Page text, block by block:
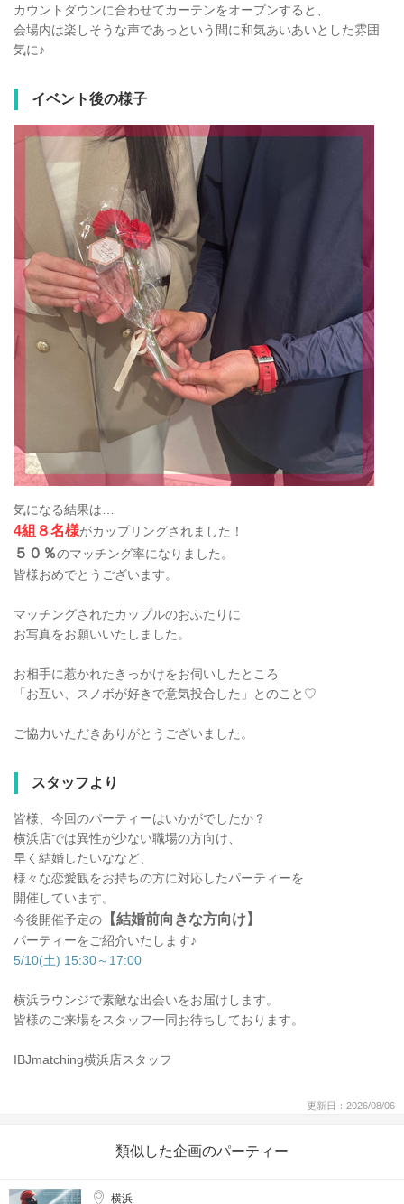
カウントダウンに合わせてカーテンをオープンすると、
会場内は楽しそうな声であっという間に和気あいあいとした雰囲
気に♪
イベント後の様子
気になる結果は…
4組８名様がカップリングされました！
５０％のマッチング率になりました。
皆様おめでとうございます。
マッチングされたカップルのおふたりに
お写真をお願いいたしました。
お相手に惹かれたきっかけをお伺いしたところ
「お互い、スノボが好きで意気投合した」とのこと♡
ご協力いただきありがとうございました。
スタッフより
皆様、今回のパーティーはいかがでしたか？
横浜店では異性が少ない職場の方向け、
早く結婚したいななど、
様々な恋愛観をお持ちの方に対応したパーティーを
開催しています。
今後開催予定の 【結婚前向きな方向け】
パーティーをご紹介いたします♪
5/10(土) 15:30～17:00
横浜ラウンジで素敵な出会いをお届けします。
皆様のご来場をスタッフ一同お待ちしております。
IBJmatching横浜店スタッフ
更新日：2026/08/06
類似した企画のパーティー
横浜